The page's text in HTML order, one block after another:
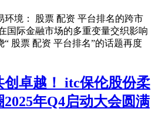
环境： 股票 配资 平台排名的跨市
国际金融市场的多重变量交织影响
“ 股票 配资 平台排名”的话题再度
创卓越！ itc保伦股份柔
年Q4启动大会圆满